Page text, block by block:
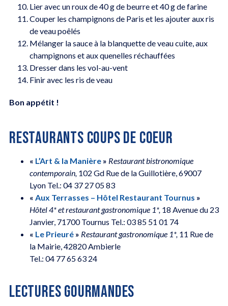
Lier avec un roux de 40 g de beurre et 40 g de farine
Couper les champignons de Paris et les ajouter aux ris
de veau poêlés
Mélanger la sauce à la blanquette de veau cuite, aux
champignons et aux quenelles réchauffées
Dresser dans les vol-au-vent
Finir avec les ris de veau
Bon appétit !
RESTAURANTS COUPS DE COEUR
« L’Art & la Manière» Restaurant bistronomique
contemporain, 102 Gd Rue de la Guillotière, 69007
Lyon Tel.: 04 37 27 05 83
« Aux Terrasses – Hôtel Restaurant Tournus »
Hôtel4*et restaurant gastronomique 1*, 18 Avenue du 23
Janvier, 71700 Tournus Tel.: 03 85 51 01 74
« Le Prieuré» Restaurant gastronomique 1*, 11 Rue de
la Mairie, 42820 Ambierle
Tel.: 04 77 65 63 24
LECTURES GOURMANDES